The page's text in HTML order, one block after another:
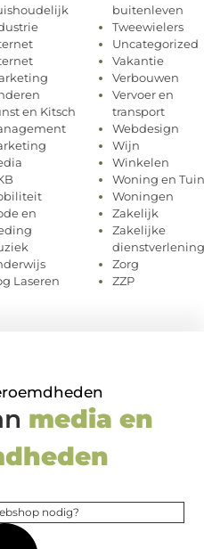
en Kitsch
en
Laseren
buitenleven
Tweewielers
Uncategorized
Vakantie
Verbouwen
Vervoer en
transport
Webdesign
Wijn
Winkelen
Woning en Tuin
Woningen
Zakelijk
Zakelijke
dienstverlening
Zorg
ZZP
media en
nodig?